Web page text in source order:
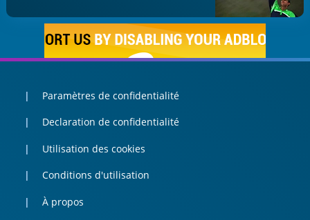
Paramètres de confidentialité
Declaration de confidentialité
Utilisation des cookies
Conditions d'utilisation
À propos